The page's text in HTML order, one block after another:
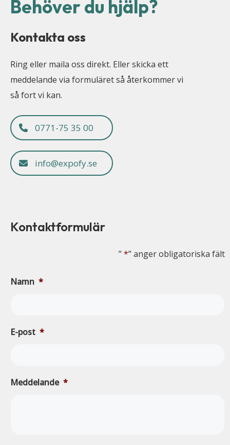
Behöver du hjälp?
Kontakta oss
Ring eller maila oss direkt. Eller skicka ett
meddelande via formuläret så återkommer vi
så fort vi kan.
0771-75 35 00
info@expofy.se
Kontaktformulär
”*” anger obligatoriska fält
Namn *
E-post *
Meddelande *